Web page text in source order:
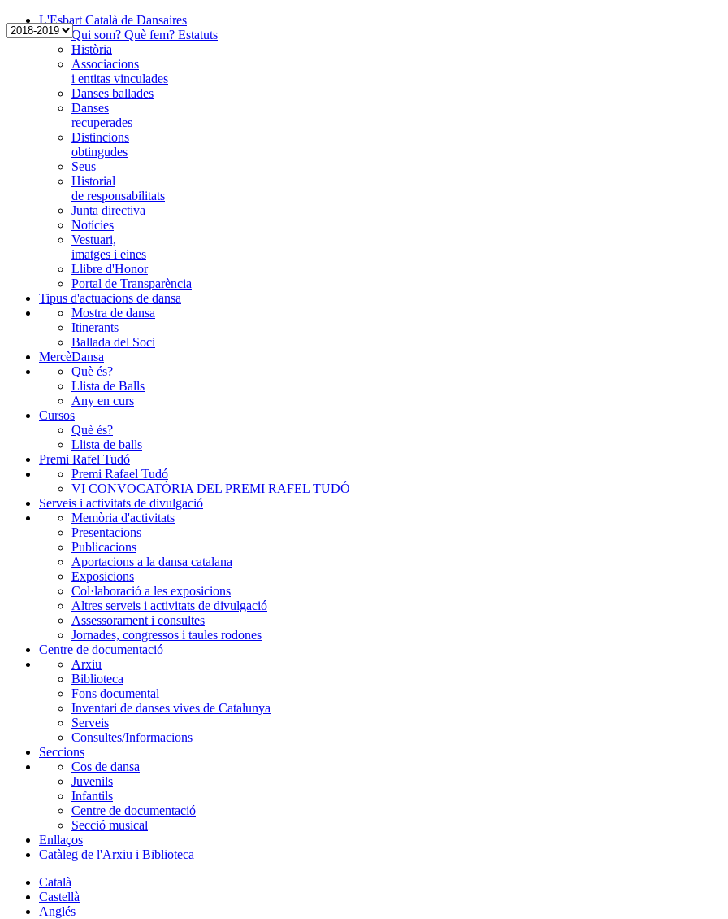
L'Esbart Català de Dansaires
Qui som? Què fem? Estatuts
Història
Associacions
i entitas vinculades
Danses ballades
Danses
recuperades
Distincions
obtingudes
Seus
Historial
de responsabilitats
Junta directiva
Notícies
Vestuari,
imatges i eines
Llibre d'Honor
Portal de Transparència
Tipus d'actuacions de dansa
Mostra de dansa
Itinerants
Ballada del Soci
MercèDansa
Què és?
Llista de Balls
Any en curs
Cursos
Què és?
Llista de balls
Premi Rafel Tudó
Premi Rafael Tudó
VI CONVOCATÒRIA DEL PREMI RAFEL TUDÓ
Serveis i activitats de divulgació
Memòria d'activitats
Presentacions
Publicacions
Aportacions a la dansa catalana
Exposicions
Col·laboració a les exposicions
Altres serveis i activitats de divulgació
Assessorament i consultes
Jornades, congressos i taules rodones
Centre de documentació
Arxiu
Biblioteca
Fons documental
Inventari de danses vives de Catalunya
Serveis
Consultes/Informacions
Seccions
Cos de dansa
Juvenils
Infantils
Centre de documentació
Secció musical
Enllaços
Catàleg de l'Arxiu i Biblioteca
Català
Castellà
Anglés